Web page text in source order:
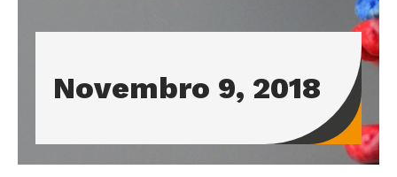
Novembro 9, 2018